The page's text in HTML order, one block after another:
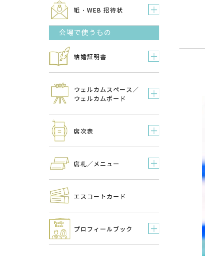
紙・WEB 招待状
会場で使うもの
結婚証明書
ウェルカムスペース／
ウェルカムボード
席次表
席札／メニュー
エスコートカード
プロフィールブック